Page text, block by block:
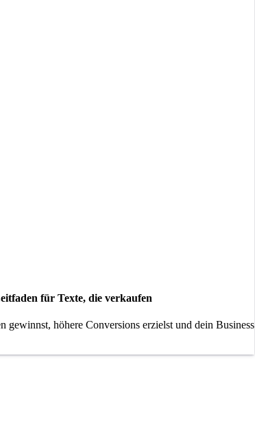
für Texte, die verkaufen
höhere Conversions erzielst und dein Business